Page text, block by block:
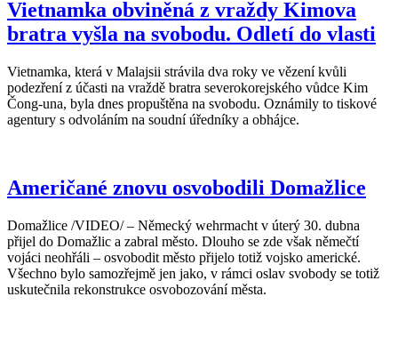
Vietnamka obviněná z vraždy Kimova
bratra vyšla na svobodu. Odletí do vlasti
Vietnamka, která v Malajsii strávila dva roky ve vězení kvůli
podezření z účasti na vraždě bratra severokorejského vůdce Kim
Čong-una, byla dnes propuštěna na svobodu. Oznámily to tiskové
agentury s odvoláním na soudní úředníky a obhájce.
Američané znovu osvobodili Domažlice
Domažlice /VIDEO/ – Německý wehrmacht v úterý 30. dubna
přijel do Domažlic a zabral město. Dlouho se zde však němečtí
vojáci neohřáli – osvobodit město přijelo totiž vojsko americké.
Všechno bylo samozřejmě jen jako, v rámci oslav svobody se totiž
uskutečnila rekonstrukce osvobozování města.